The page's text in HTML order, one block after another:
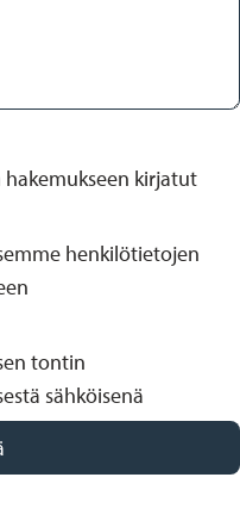
kirjatut
henkilötietojen
tontin
sähköisenä